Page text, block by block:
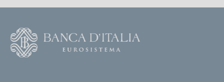
o
n